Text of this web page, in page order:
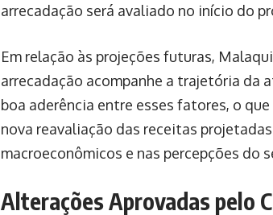
arrecadação será avaliado no início do
Em relação às projeções futuras,
arrecadação acompanhe a trajetória da
boa aderência entre esses fatores, o
nova reavaliação das receitas
macroeconômicos e nas percepções do
Alterações Aprovadas pelo